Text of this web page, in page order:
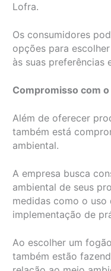
Lofra.
Os consumidores
opções para
às suas preferências
Compromisso com
Além de oferecer
também está
ambiental.
A empresa busca
ambiental de seus
medidas como o uso
implementação de
Ao escolher um
também estão